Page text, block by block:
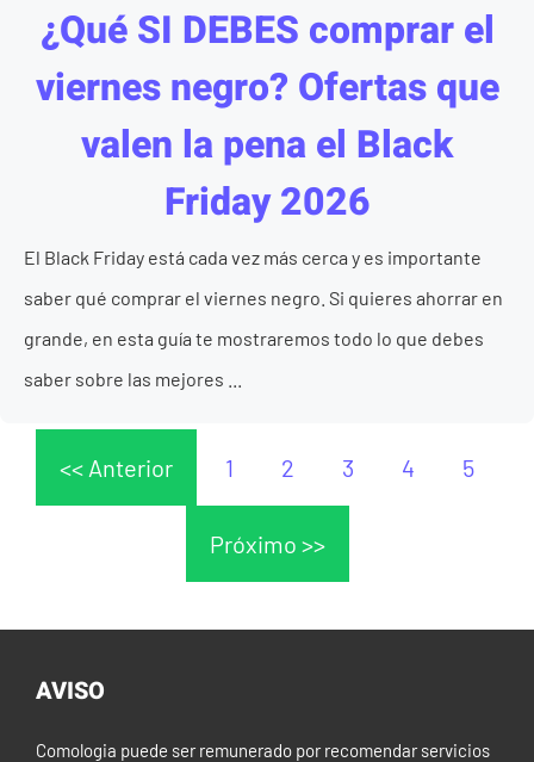
¿Qué SI DEBES comprar el
viernes negro? Ofertas que
valen la pena el Black
Friday 2026
El Black Friday está cada vez más cerca y es importante
saber qué comprar el viernes negro. Si quieres ahorrar en
grande, en esta guía te mostraremos todo lo que debes
saber sobre las mejores ...
<< Anterior 1 2 3 4 5
Próximo >>
AVISO
Comologia puede ser remunerado por recomendar servicios